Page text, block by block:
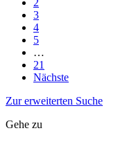
2
3
4
5
…
21
Nächste
Zur erweiterten Suche
Gehe zu